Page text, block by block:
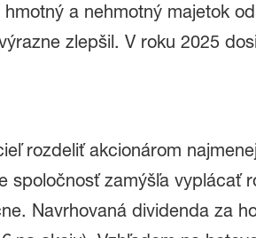
a nehmotný majetok
zlepšil. V roku 2025
rozdeliť akcionárom
zamýšľa vyplácať
Navrhovaná dividenda za